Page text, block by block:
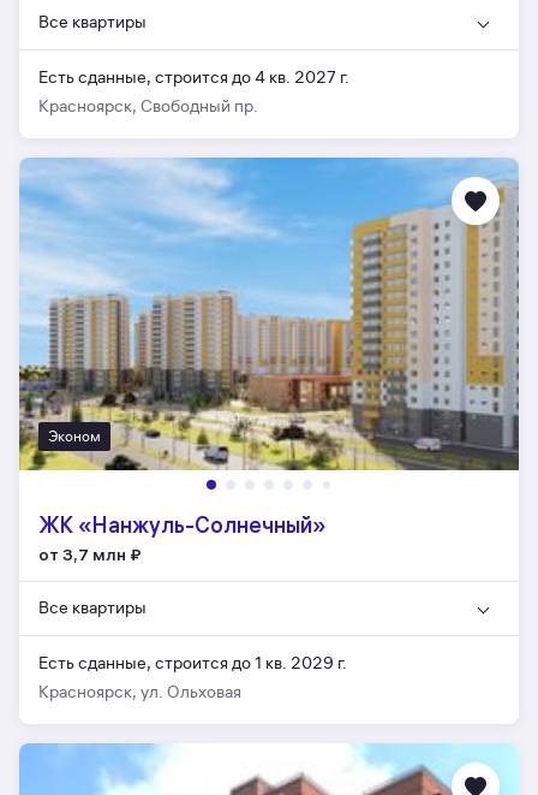
Все квартиры
Есть сданные, строится до 4 кв. 2027 г.
Красноярск, Свободный пр.
Эконом
ЖК «Нанжуль-Солнечный»
от 3,7 млн ₽
Все квартиры
Есть сданные, строится до 1 кв. 2029 г.
Красноярск, ул. Ольховая